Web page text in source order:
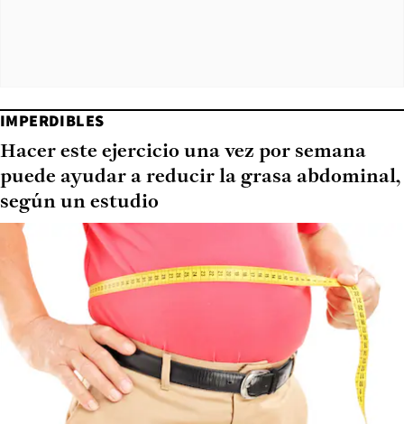
IMPERDIBLES
Hacer este ejercicio una vez por semana
puede ayudar a reducir la grasa abdominal,
según un estudio